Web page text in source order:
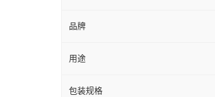
品牌
用途
包装规格